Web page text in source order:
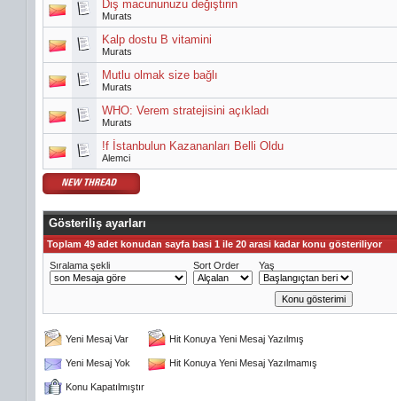
Diş macununuzu değiştirin
Murats
Kalp dostu B vitamini
Murats
Mutlu olmak size bağlı
Murats
WHO: Verem stratejisini açıkladı
Murats
!f İstanbulun Kazananları Belli Oldu
Alemci
Gösteriliş ayarları
Toplam 49 adet konudan sayfa basi 1 ile 20 arasi kadar konu gösteriliyor
Sıralama şekli
Sort Order Yaş
Yeni Mesaj Var Hit Konuya Yeni Mesaj Yazılmış
Yeni Mesaj Yok Hit Konuya Yeni Mesaj Yazılmamış
Konu Kapatılmıştır